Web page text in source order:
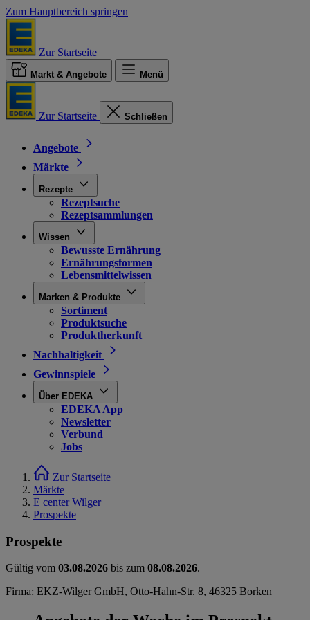
Zum Hauptbereich springen
Zur Startseite
Markt & Angebote Menü
Zur Startseite Schließen
Angebote
Märkte
Rezepte
Rezeptsuche
Rezeptsammlungen
Wissen
Bewusste Ernährung
Ernährungsformen
Lebensmittelwissen
Marken & Produkte
Sortiment
Produktsuche
Produktherkunft
Nachhaltigkeit
Gewinnspiele
Über EDEKA
EDEKA App
Newsletter
Verbund
Jobs
Zur Startseite
Märkte
E center Wilger
Prospekte
Prospekte
Gültig vom 03.08.2026 bis zum 08.08.2026.
Firma: EKZ-Wilger GmbH, Otto-Hahn-Str. 8, 46325 Borken